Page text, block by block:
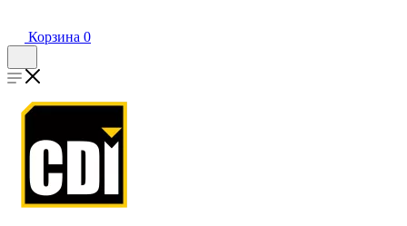
Корзина 0